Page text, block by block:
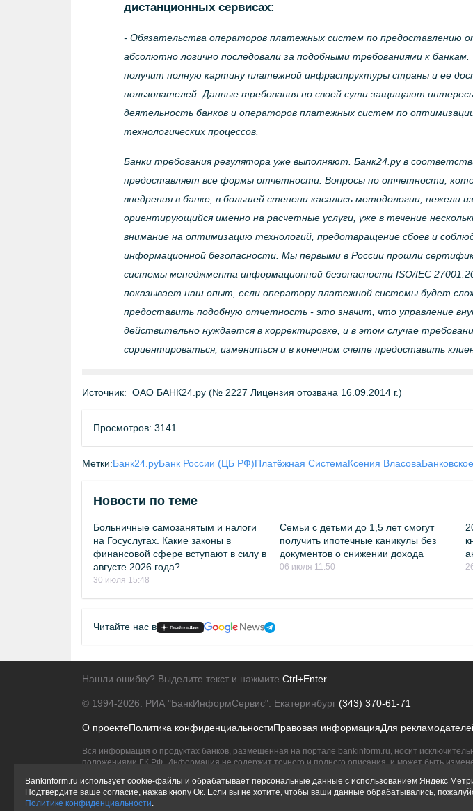
дистанционных сервисах:
- Обязательства операторов платежных систем по предоставлению
абсолютно логично последовали за подобными требованиями к
получит полную картину платежной инфраструктуры страны и ее
пользователей. Данные требования по своей сути защищают
деятельность банков и операторов платежных систем по
технологических процессов.
Банки требования регулятора уже выполняют. Банк24.ру в
предоставляет все формы отчетности. Вопросы по отчетности,
внедрения в банке, в большей степени касались методологии, нежели
ориентирующийся именно на расчетные услуги, уже в течение
внимание на оптимизацию технологий, предотвращение сбоев и
информационной безопасности. Мы первыми в России прошли
системы менеджмента информационной безопасности ISO/IEC
показывает наш опыт, если оператору платежной системы будет
предоставить подобную отчетность - это значит, что управление
действительно нуждается в корректировке, и в этом случае
сориентироваться, измениться и в конечном счете предоставить
Источник: ОАО БАНК24.ру (№ 2227 Лицензия отозвана 16.09.2014 г.)
Просмотров: 3141
Метки:Банк24.руБанк России (ЦБ РФ)Платёжная СистемаКсения Власова
Новости по теме
Больничные самозанятым и налоги
на Госуслугах. Какие законы в
финансовой сфере вступают в силу в
августе 2026 года?
30 июля 15:48
Семьи с детьми до 1,5 лет смогут
получить ипотечные каникулы без
документов о снижении дохода
06 июля 11:50
Читайте нас в
Нашли ошибку? Выделите текст и нажмите Ctrl+Enter
© 1994-2026. РИА "БанкИнформСервис". Екатеринбург (343) 370-61-71
О проектеПолитика конфиденциальностиПравовая информацияДля
Вся информация о продуктах банков, размещенная на портале bankinform.ru, носит
положениями ГК РФ. Информация не содержит точного и полного описания, и может быть
Bankinform.ru использует cookie-файлы и обрабатывает персональные данные с использованием Яндекс
Подтвердите ваше согласие, нажав кнопу Ок. Если вы не хотите, чтобы ваши данные обрабатывались,
Политике конфиденциальности.